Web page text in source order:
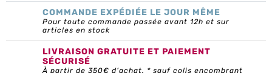
COMMANDE EXPÉDIÉE LE JOUR MÊME
Pour toute commande passée avant 12h et sur
articles en stock
LIVRAISON GRATUITE ET PAIEMENT
SÉCURISÉ
À partir de 350€ d’achat. * sauf colis encombrant